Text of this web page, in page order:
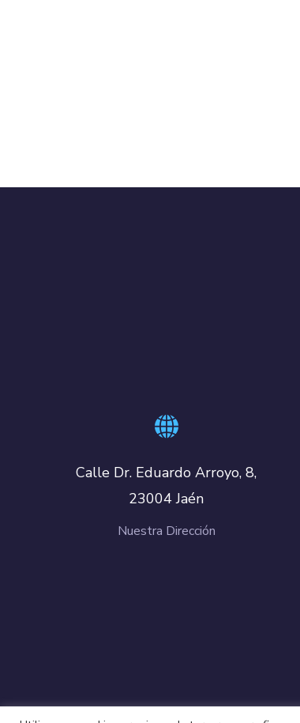
Calle Dr. Eduardo Arroyo, 8,
23004 Jaén
Nuestra Dirección